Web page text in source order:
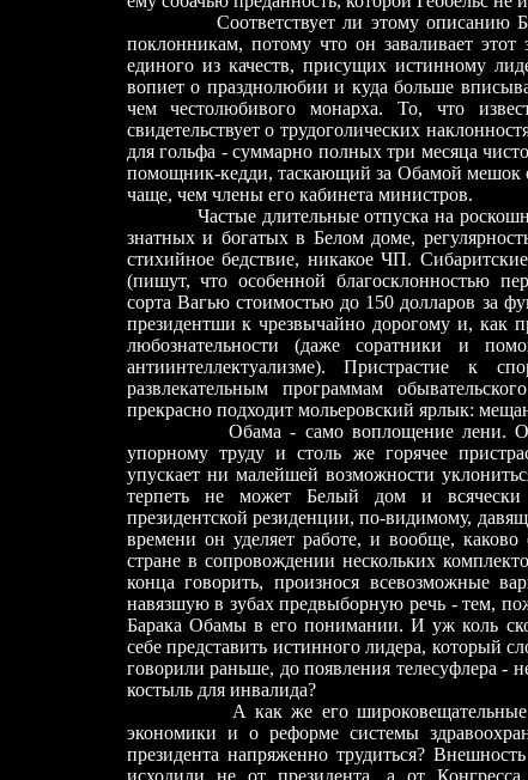
Соответствует ли этому описанию
поклонникам, потому что он заваливает
единого из качеств, присущих истинному
вопиет о празднолюбии и куда больше
чем честолюбивого монарха. То, что
свидетельствует о трудоголических
для гольфа -суммарно полных три месяца
помощник-кедди, таскающий за Обамой мешок
чаще, чем члены его кабинета министров.
Частые длительные отпуска на
знатных и богатых в Белом доме,
стихийное бедствие, никакое ЧП.
(пишут, что особенной благосклонностью
сорта Вагью стоимостью до 150 долларов за
президентши к чрезвычайно дорогому и, как
любознательности (даже соратники и
антиинтеллектуализме). Пристрастие к
развлекательным программам
прекрасно подходит мольеровский ярлык:
Обама- само воплощение лени.
упорному труду и столь же горячее
упускает ни малейшей возможности
терпеть не может Белый дом и всячески
президентской резиденции, по-видимому,
времени он уделяет работе, и вообще,
стране в сопровождении нескольких
конца говорить, произнося всевозможные
навязшую в зубах предвыборную речь -тем,
Барака Обамы в его понимании. И уж коль
себе представить истинного лидера, который
говорили раньше, до появления телесуфлера -
костыль для инвалида?
А как же его
экономики и о реформе системы
президента напряженно трудиться?
исходили не от президента, а от